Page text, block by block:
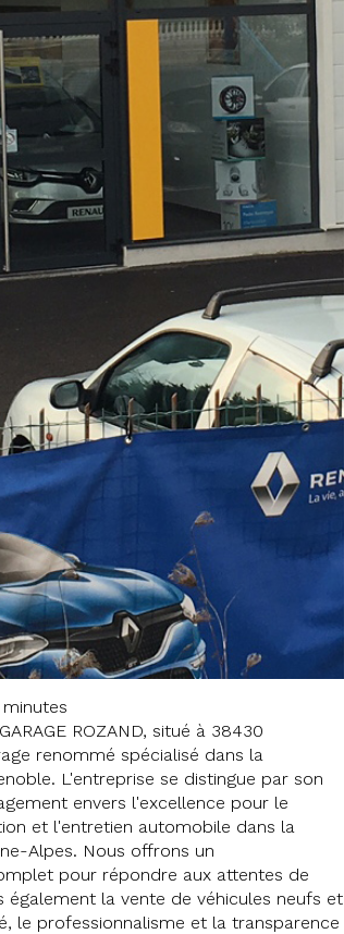
ROZAND, situé à 38430
renommé spécialisé dans la
L'entreprise se distingue par son
envers l'excellence pour le
et l'entretien automobile dans la
Alpes. Nous offrons un
pour répondre aux attentes de
également la vente de véhicules neufs et
le professionnalisme et la transparence